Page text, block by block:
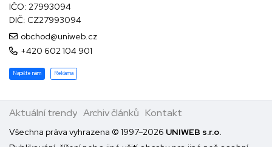
IČO: 27993094
DIČ: CZ27993094
obchod@uniweb.cz
+420 602 104 901
Napište nám Reklama
Aktuální trendy Archiv článků Kontakt
Všechna práva vyhrazena © 1997–2026 UNIWEB s.r.o.